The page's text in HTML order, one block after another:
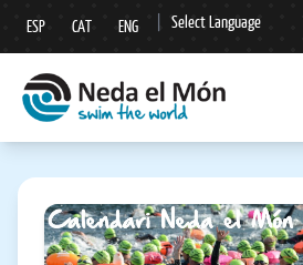
ESP CAT ENG Select Language
▼